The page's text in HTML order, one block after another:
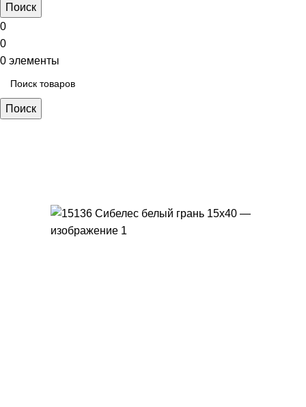
Поиск
0
0
0 элементы
Поиск